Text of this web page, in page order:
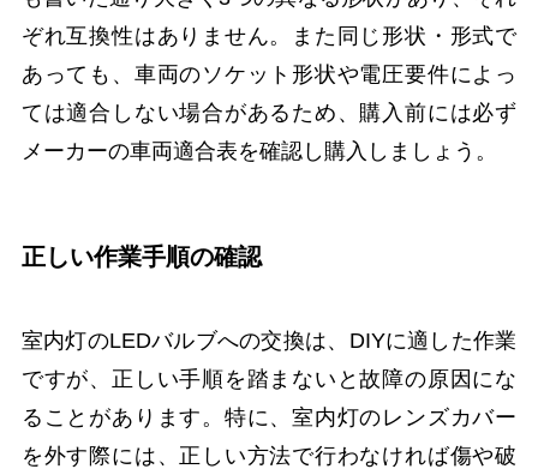
ぞれ互換性はありません。また同じ形状・形式で
あっても、車両のソケット形状や電圧要件によっ
ては適合しない場合があるため、購入前には必ず
メーカーの車両適合表を確認し購入しましょう。
正しい作業手順の確認
室内灯のLEDバルブへの交換は、DIYに適した作業
ですが、正しい手順を踏まないと故障の原因にな
ることがあります。特に、室内灯のレンズカバー
を外す際には、正しい方法で行わなければ傷や破